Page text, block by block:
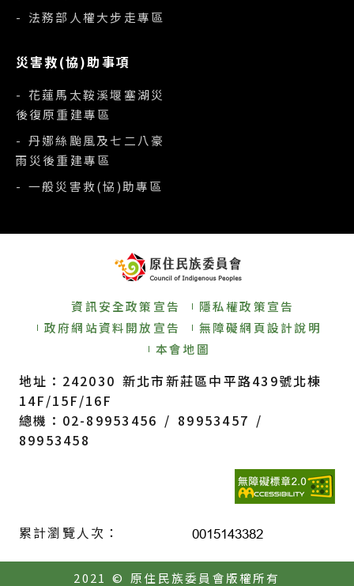
- 法務部人權大步走專區
災害救(協)助事項
- 花蓮馬太鞍溪堰塞湖災
後復原重建專區
- 丹娜絲颱風及七二八豪
雨災後重建專區
- 一般災害救(協)助專區
資訊安全政策宣告
隱私權政策宣告
政府網站資料開放宣告
無障礙網頁設計說明
本會地圖
地址：242030 新北市新莊區中平路439號北棟
14F/15F/16F
總機：02-89953456 / 89953457 /
89953458
累計瀏覽人次：
2021 © 原住民族委員會版權所有